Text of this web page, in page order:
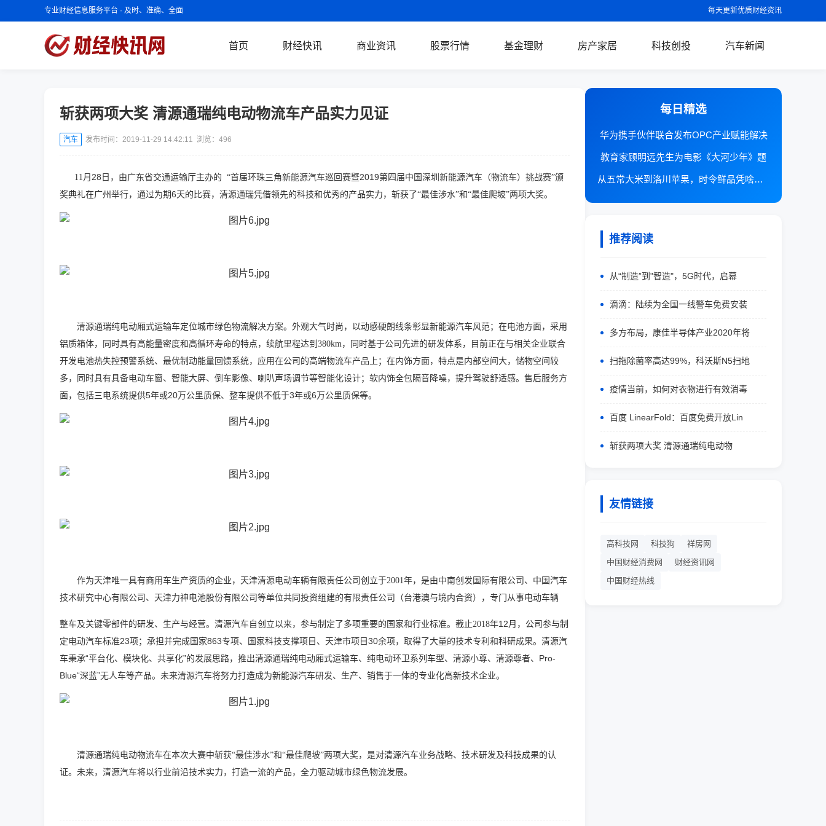
专业财经信息服务平台 · 及时、准确、全面 每天更新优质财经资讯
首页 财经快讯 商业资讯 股票行情 基金理财 房产家居 科技创投 汽车新闻
斩获两项大奖 清源通瑞纯电动物流车产品实力见证
汽车 发布时间：2019-11-29 14:42:11 浏览： 496
11月 28 日，由广东省交通运输厅主办的 “首届环珠三角新能源汽车巡回赛暨2019第四届中国深圳新能源汽车（物流车）挑战赛”颁
奖典礼在广州举行，通过为期6天的比赛，清源通瑞凭借领先的科技和优秀的产品实力，斩获了“最佳涉水”和“最佳爬坡”两项大奖。
清源通瑞纯电动厢式运输车定位城市绿色物流解决方案。外观大气时尚，以动感硬朗线条彰显新能源汽车风范；在电池方面，采用
铝质箱体，同时具有高能量密度和高循环寿命的特点，续航里程达到 380km，同时基于公司先进的研发体系，目前正在与相关企业联合
开发电池热失控预警系统、最优制动能量回馈系统，应用在公司的高端物流车产品上；在内饰方面，特点是内部空间大，储物空间较
多，同时具有具备电动车窗、智能大屏、倒车影像、喇叭声场调节等智能化设计；软内饰全包隔音降噪，提升驾驶舒适感。售后服务方
面，包括三电系统提供5年或20万公里质保、整车提供不低于3年或6万公里质保等。
作为天津唯一具有商用车生产资质的企业，天津清源电动车辆有限责任公司创立于2001年，是由中南创发国际有限公司、中国汽车
技术研究中心有限公司、天津力神电池股份有限公司等单位共同投资组建的有限责任公司（台港澳与境内合资），专门从事电动车辆
整车及关键零部件的研发、生产与经营。清源汽车自创立以来，参与制定了多项重要的国家和行业标准。截止2018年12月，公司参与制
定电动汽车标准23项；承担并完成国家863专项、国家科技支撑项目、天津市项目30余项，取得了大量的技术专利和科研成果。清源汽
车秉承“平台化、模块化、共享化”的发展思路，推出清源通瑞纯电动厢式运输车、纯电动环卫系列车型、清源小尊、清源尊者、 Pro-
Blue“深蓝”无人车等产品。未来清源汽车将努力打造成为新能源汽车研发、生产、销售于一体的专业化高新技术企业。
清源通瑞纯电动物流车在本次大赛中斩获“最佳涉水”和“最佳爬坡”两项大奖，是对清源汽车业务战略、技术研发及科技成果的认
证。未来， 清源汽车将以行业前沿技术实力， 打造一流的产品， 全力驱动城市绿色物流发展。
每日精选
华为携手伙伴联合发布OPC产业赋能解决
教育家顾明远先生为电影《大河少年》题
从五常大米到洛川苹果，时令鲜品凭啥在抖
推荐阅读
从“制造”到"智造"，5G时代，启幕
滴滴：陆续为全国一线警车免费安装
多方布局，康佳半导体产业2020年将
扫拖除菌率高达99%，科沃斯N5扫地
疫情当前，如何对衣物进行有效消毒
百度 LinearFold：百度免费开放Lin
斩获两项大奖 清源通瑞纯电动物
友情链接
高科技网 科技狗
祥房网
中国财经消费网
财经资讯网
中国财经热线